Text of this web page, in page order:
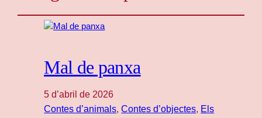
Mal de panxa
5 d’abril de 2026
Contes d’animals, Contes d’objectes, Els